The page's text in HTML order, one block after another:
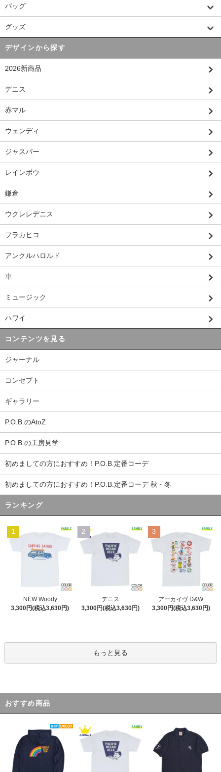
バッグ
グッズ
デザインから探す
2026新商品
デニス
赤マル
ウェンディ
ジャスパー
レインボウ
鎌倉
ウクレレデニス
フラカヒコ
アンクルハロルド
車
ミュージック
ハワイ
コンテンツを見る
ジャーナル
コンセプト
ギャラリー
P.O.B.のAtoZ
P.O.B.の工房見学
初めましての方におすすめ！P.O.B.定番コーデ
初めましての方におすすめ！P.O.B.定番コーデ 秋・冬
ランキング
1
NEW Woody
3,300円(税込3,630円)
2
デニス
3,300円(税込3,630円)
3
アーカイヴ D&W
3,300円(税込3,630円)
もっと見る
おすすめ商品